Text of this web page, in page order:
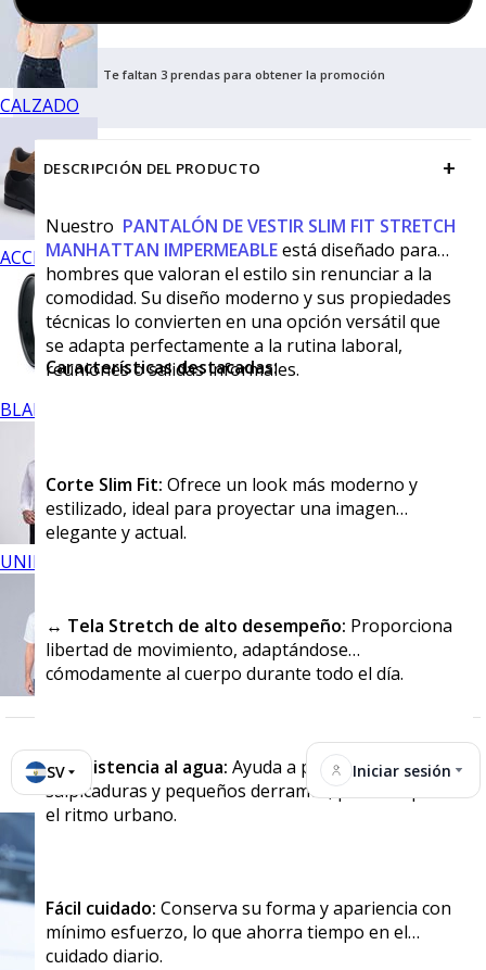
CALZADO
ACCESORIOS
BLANCOS
UNIFORMES
SV Iniciar sesión
Te faltan 3 prendas para obtener la promoción
DESCRIPCIÓN DEL PRODUCTO +
Nuestro PANTALÓN DE VESTIR SLIM FIT STRETCH
MANHATTAN IMPERMEABLEestá diseñado para
hombres que valoran el estilo sin renunciar a la
comodidad. Su diseño moderno y sus propiedades
técnicas lo convierten en una opción versátil que
se adapta perfectamente a la rutina laboral,
reuniones o salidas informales.
Características destacadas:
Corte Slim Fit: Ofrece un look más moderno y
estilizado, ideal para proyectar una imagen
elegante y actual.
↔️ Tela Stretch de alto desempeño: Proporciona
libertad de movimiento, adaptándose
cómodamente al cuerpo durante todo el día.
💧Resistencia al agua: Ayuda a proteger contra
salpicaduras y pequeños derrames, perfecto para
el ritmo urbano.
Fácil cuidado: Conserva su forma y apariencia con
mínimo esfuerzo, lo que ahorra tiempo en el
cuidado diario.